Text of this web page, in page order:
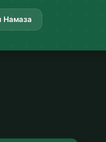
Намаза